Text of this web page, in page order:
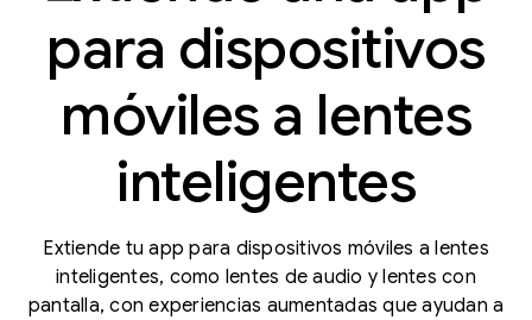
para dispositivos
móviles a lentes
inteligentes
Extiende tu app para dispositivos móviles a lentes
inteligentes, como lentes de audio y lentes con
pantalla, con experiencias aumentadas que ayudan a